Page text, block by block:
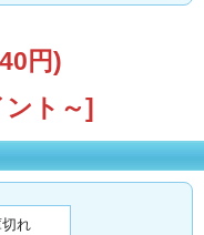
円)
ト～]
れ